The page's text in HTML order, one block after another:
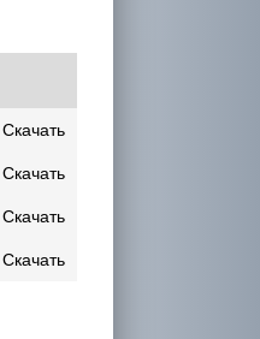
Скачать
Скачать
Скачать
Скачать